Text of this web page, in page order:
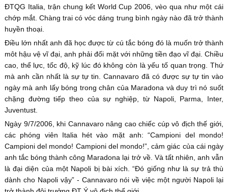
ĐTQG Italia, trận chung kết World Cup 2006, vèo qua như một cái
chớp mắt. Chàng trai có vóc dáng trung bình ngày nào đã trở thành
huyền thoại.
Điều lớn nhất anh đã học được từ cú tắc bóng đó là muốn trở thành
môt hậu vệ vĩ đại, anh phải đối mặt với những tiền đạo vĩ đại. Chiều
cao, thể lực, tốc độ, kỹ lúc đó không còn là yếu tố quan trọng. Thứ
mà anh cần nhất là sự tự tin. Cannavaro đã có được sự tự tin vào
ngày mà anh lấy bóng trong chân của Maradona và duy trì nó suốt
chặng đường tiếp theo của sự nghiệp, từ Napoli, Parma, Inter,
Juventust.
Ngày 9/7/2006, khi Cannavaro nâng cao chiếc cúp vô địch thế giới,
các phóng viên Italia hét vào mặt anh: “Campioni del mondo!
Campioni del mondo! Campioni del mondo!”, cảm giác của cái ngày
anh tắc bóng thành công Maradona lại trở về. Và tất nhiên, anh vẫn
là đại diện của một Napoli bị bài xích. “Đó giống như là sự trả thù
dành cho Napoli vậy” - Cannavaro nói về việc một người Napoli lại